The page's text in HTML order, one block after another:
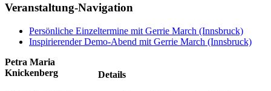
Veranstaltung-Navigation
Persönliche Einzeltermine mit Gerrie March (Innsbruck)
Inspirierender Demo-Abend mit Gerrie March (Innsbruck)
Details
Petra Maria
Knickenberg